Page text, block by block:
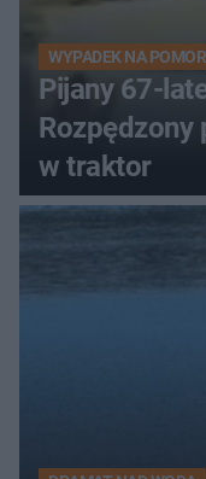
WYPADEK NA
Pijany 67-
Rozpędzony
w traktor